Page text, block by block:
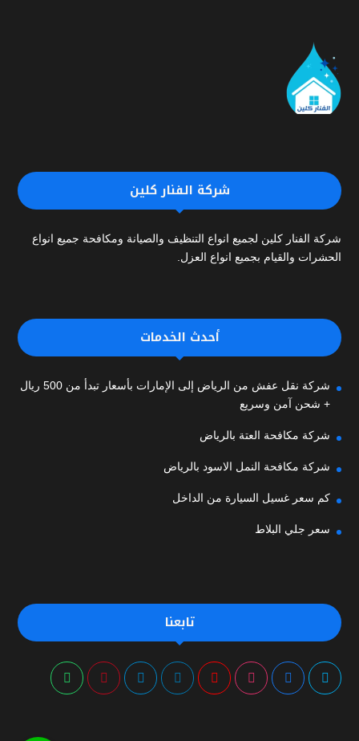
شركة الفنار كلين
شركة الفنار كلين لجميع انواع التنظيف والصيانة ومكافحة جميع انواع
الحشرات والقيام بجميع انواع العزل.
أحدث الخدمات
شركة نقل عفش من الرياض إلى الإمارات بأسعار تبدأ من 500 ريال
+ شحن آمن وسريع
شركة مكافحة العتة بالرياض
شركة مكافحة النمل الاسود بالرياض
كم سعر غسيل السيارة من الداخل
سعر جلي البلاط
تابعنا